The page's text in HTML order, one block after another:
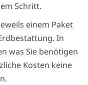
Schritt.
einem Paket
In
was Sie benötigen
Kosten keine